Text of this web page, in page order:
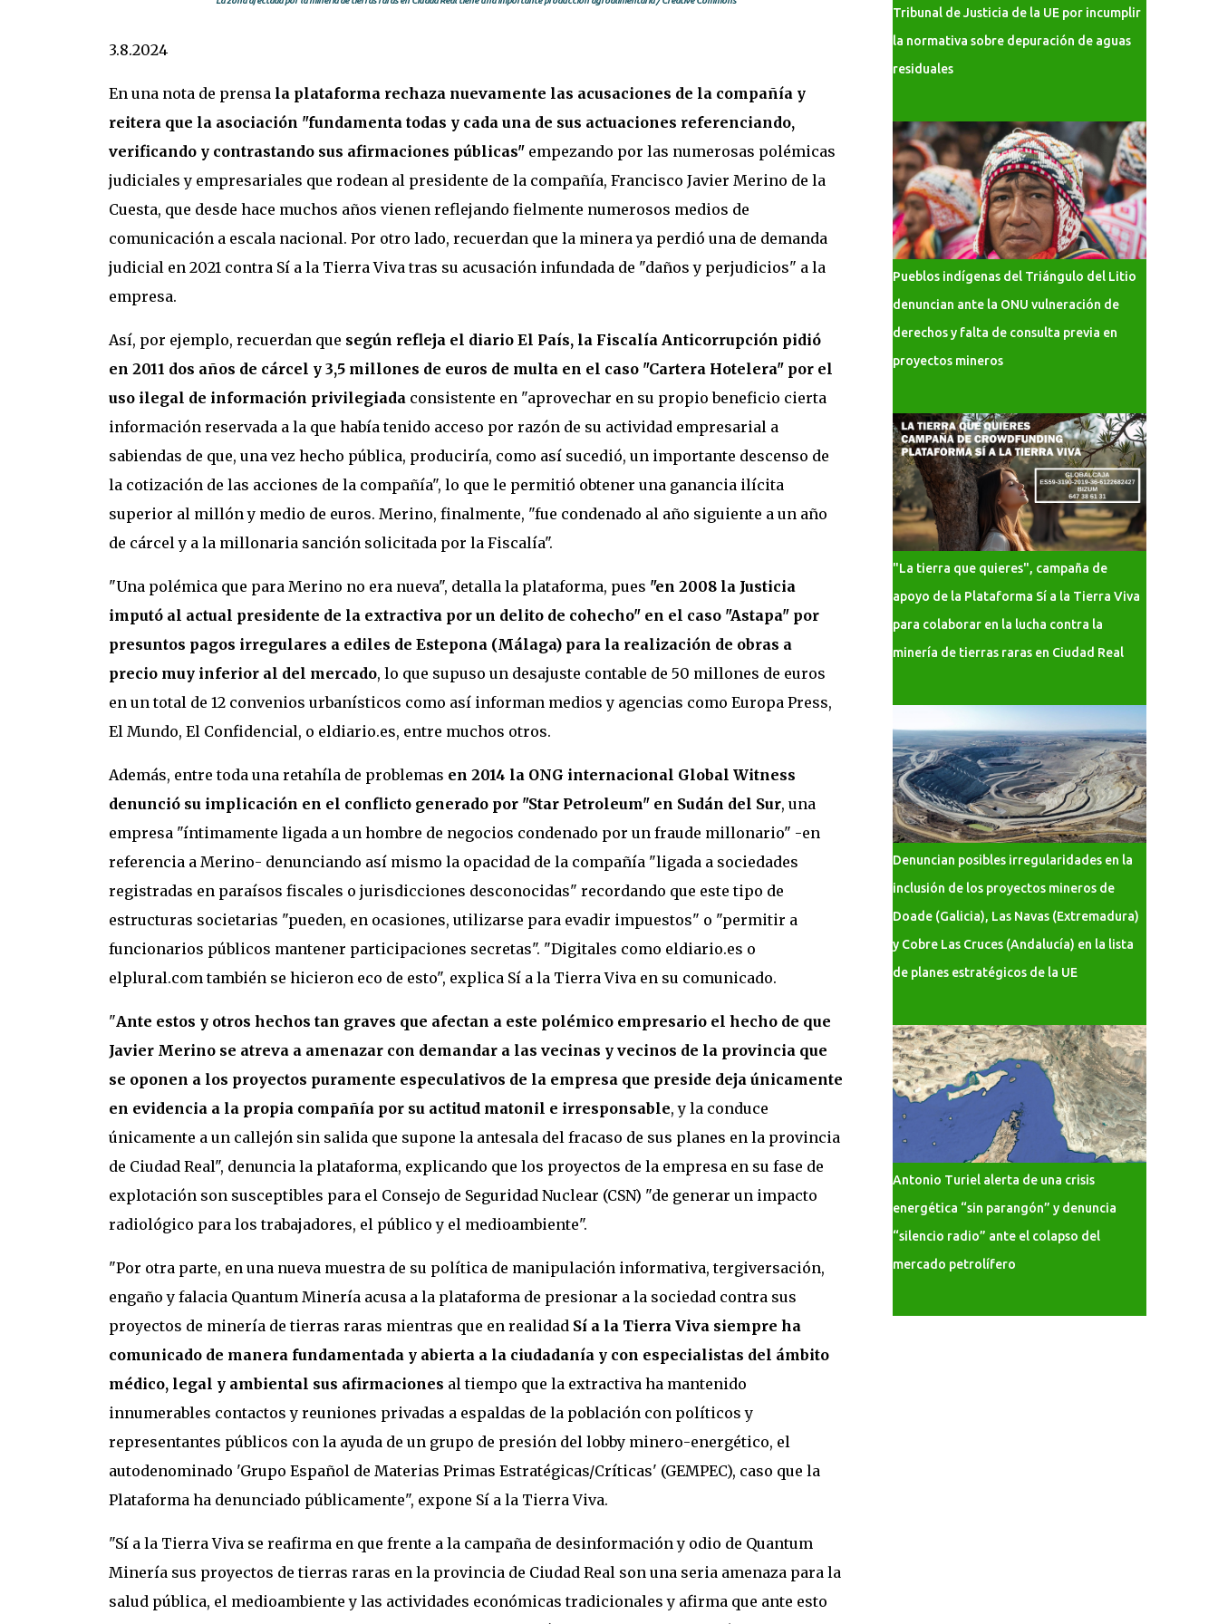
3.8.2024
En una nota de prensa la plataforma rechaza nuevamente las acusaciones de la compañía y
reitera que la asociación "fundamenta todas y cada una de sus actuaciones referenciando,
verificando y contrastando sus afirmaciones públicas"empezando por las numerosas polémicas
judiciales y empresariales que rodean al presidente de la compañía, Francisco Javier Merino de la
Cuesta, que desde hace muchos años vienen reflejando fielmente numerosos medios de
comunicación a escala nacional. Por otro lado, recuerdan que la minera ya perdió una de demanda
judicial en 2021 contra Sí a la Tierra Viva tras su acusación infundada de "daños y perjudicios" a la
empresa.
Así, por ejemplo, recuerdan que según refleja el diario El País, la Fiscalía Anticorrupción pidió
en 2011 dos años de cárcel y 3,5 millones de euros de multa en el caso "Cartera Hotelera" por el
uso ilegal de información privilegiadaconsistente en "aprovechar en su propio beneficio cierta
información reservada a la que había tenido acceso por razón de su actividad empresarial a
sabiendas de que, una vez hecho pública, produciría, como así sucedió, un importante descenso de
la cotización de las acciones de la compañía", lo que le permitió obtener una ganancia ilícita
superior al millón y medio de euros. Merino, finalmente, "fue condenado al año siguiente a un año
de cárcel y a la millonaria sanción solicitada por la Fiscalía".
"Una polémica que para Merino no era nueva", detalla la plataforma, pues "en 2008 la Justicia
imputó al actual presidente de la extractiva por un delito de cohecho" en el caso "Astapa" por
presuntos pagos irregulares a ediles de Estepona (Málaga) para la realización de obras a
precio muy inferior al del mercado, lo que supuso un desajuste contable de 50 millones de euros
en un total de 12 convenios urbanísticos como así informan medios y agencias como Europa Press,
El Mundo, El Confidencial, o eldiario.es, entre muchos otros.
Además, entre toda una retahíla de problemas en 2014 la ONG internacional Global Witness
denunció su implicación en el conflicto generado por "Star Petroleum" en Sudán del Sur, una
empresa "íntimamente ligada a un hombre de negocios condenado por un fraude millonario" -en
referencia a Merino- denunciando así mismo la opacidad de la compañía "ligada a sociedades
registradas en paraísos fiscales o jurisdicciones desconocidas" recordando que este tipo de
estructuras societarias "pueden, en ocasiones, utilizarse para evadir impuestos" o "permitir a
funcionarios públicos mantener participaciones secretas". "Digitales como eldiario.es o
elplural.com también se hicieron eco de esto", explica Sí a la Tierra Viva en su comunicado.
"Ante estos y otros hechos tan graves que afectan a este polémico empresario el hecho de que
Javier Merino se atreva a amenazar con demandar a las vecinas y vecinos de la provincia que
se oponen a los proyectos puramente especulativos de la empresa que preside deja únicamente
en evidencia a la propia compañía por su actitud matonil e irresponsable, y la conduce
únicamente a un callejón sin salida que supone la antesala del fracaso de sus planes en la provincia
de Ciudad Real", denuncia la plataforma, explicando que los proyectos de la empresa en su fase de
explotación son susceptibles para el Consejo de Seguridad Nuclear (CSN) "de generar un impacto
radiológico para los trabajadores, el público y el medioambiente".
"Por otra parte, en una nueva muestra de su política de manipulación informativa, tergiversación,
engaño y falacia Quantum Minería acusa a la plataforma de presionar a la sociedad contra sus
proyectos de minería de tierras raras mientras que en realidad Sí a la Tierra Viva siempre ha
comunicado de manera fundamentada y abierta a la ciudadanía y con especialistas del ámbito
médico, legal y ambiental sus afirmaciones al tiempo que la extractiva ha mantenido
innumerables contactos y reuniones privadas a espaldas de la población con políticos y
representantes públicos con la ayuda de un grupo de presión del lobby minero-energético, el
autodenominado 'Grupo Español de Materias Primas Estratégicas/Críticas' (GEMPEC), caso que la
Plataforma ha denunciado públicamente", expone Sí a la Tierra Viva.
"Sí a la Tierra Viva se reafirma en que frente a la campaña de desinformación y odio de Quantum
Minería sus proyectos de tierras raras en la provincia de Ciudad Real son una seria amenaza para la
salud pública, el medioambiente y las actividades económicas tradicionales y afirma que ante esto
Tribunal de Justicia de la UE por incumplir
la normativa sobre depuración de aguas
residuales
Pueblos indígenas del Triángulo del Litio
denuncian ante la ONU vulneración de
derechos y falta de consulta previa en
proyectos mineros
"La tierra que quieres", campaña de
apoyo de la Plataforma Sí a la Tierra Viva
para colaborar en la lucha contra la
minería de tierras raras en Ciudad Real
Denuncian posibles irregularidades en la
inclusión de los proyectos mineros de
Doade (Galicia), Las Navas (Extremadura)
y Cobre Las Cruces (Andalucía) en la lista
de planes estratégicos de la UE
Antonio Turiel alerta de una crisis
energética “sin parangón” y denuncia
“silencio radio” ante el colapso del
mercado petrolífero